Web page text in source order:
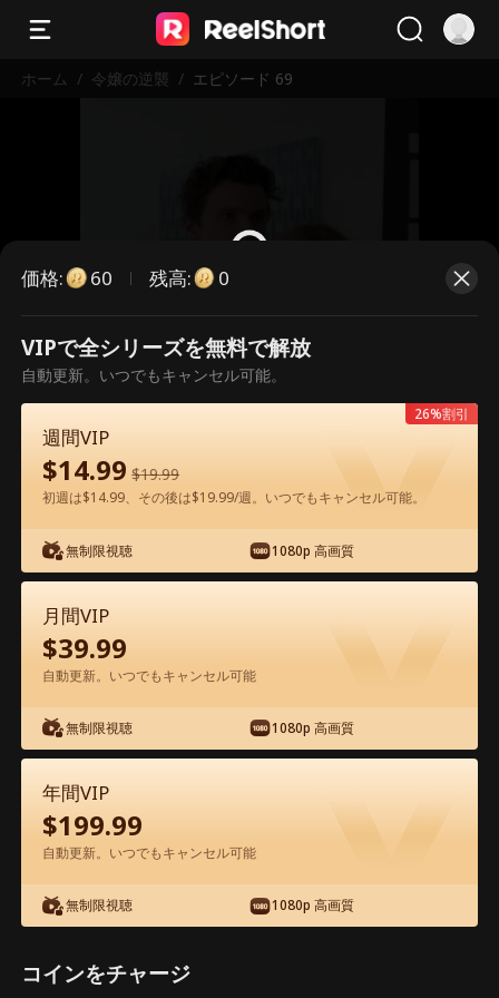
ホーム / 令嬢の逆襲 / エピソード 69
こちらは有料のエピソードです。視
聴いただくには解放が必要です。
アプリ内で無料視聴可能
エピソード69 - 令嬢の逆襲 映画フル
0-49 50-81 全エピソード
価格: 60 残高: 0
VIPで全シリーズを無料で解放
自動更新。いつでもキャンセル可能。
週間VIP
$14.99 $19.99
初週は$14.99、その後は$19.99/週。いつでもキャンセル可能。
無制限視聴 1080p 高画質
26%割引
月間VIP
$39.99
自動更新。いつでもキャンセル可能
無制限視聴 1080p 高画質
年間VIP
$199.99
自動更新。いつでもキャンセル可能
無制限視聴 1080p 高画質
コインをチャージ